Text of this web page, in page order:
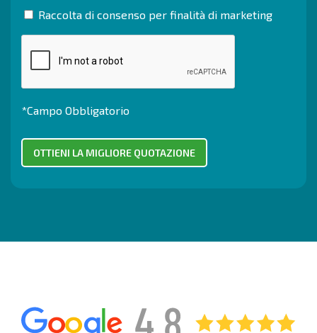
Raccolta di consenso per finalità di marketing
*Campo Obbligatorio